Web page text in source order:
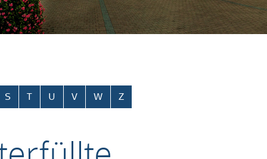
S T U V W Z